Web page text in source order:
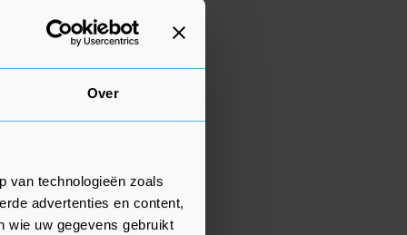
Over
van technologieën zoals
advertenties en content,
wie uw gegevens gebruikt